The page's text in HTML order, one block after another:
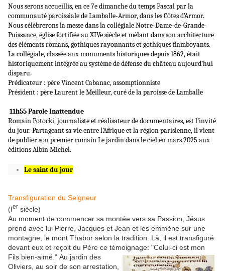
Nous serons accueillis, en ce 7e dimanche du temps Pascal par la
communauté paroissiale de Lamballe-Armor, dans les Côtes d’Armor.
Nous célèbrerons la messe dans la collégiale Notre-Dame-de-Grande-
Puissance, église fortifiée au XIVe siècle et mêlant dans son architecture
des éléments romans, gothiques rayonnants et gothiques flamboyants.
La collégiale, classée aux monuments historiques depuis 1862, était
historiquement intégrée au système de défense du château aujourd’hui
disparu.
Prédicateur : père Vincent Cabanac, assomptionniste
Président : père Laurent le Meilleur, curé de la paroisse de Lamballe
11h55 Parole Inattendue
Romain Potocki, journaliste et réalisateur de documentaires, est l’invité
du jour. Partageant sa vie entre l’Afrique et la région parisienne, il vient
de publier son premier romain Le jardin dans le ciel en mars 2025 aux
éditions Albin Michel.
Le saint du jour
Transfiguration du Seigneur
(Ier siècle)
Au moment de commencer sa montée vers sa Passion, Jésus
prend avec lui Pierre, Jacques et Jean et les emmène sur une
montagne, le mont Thabor selon la tradition. Là, il est transfiguré
devant eux et reçoit du Père ce témoignage: "Celui-ci est mon
Fils bien-aimé." Au jardin des
Oliviers, au soir de son arrestation,